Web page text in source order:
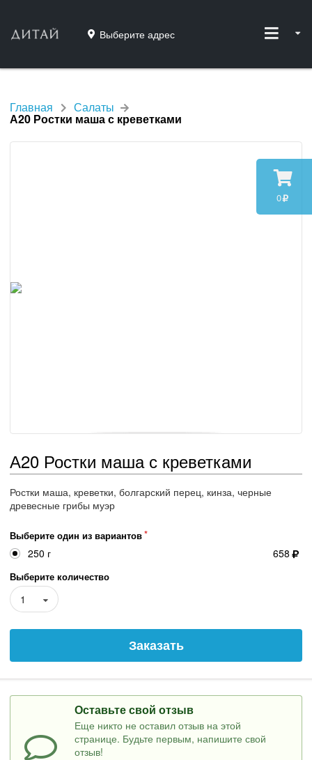
0
Выберите адрес
Главная Салаты
А20 Ростки маша с креветками
А20 Ростки маша с креветками
Ростки маша, креветки, болгарский перец, кинза, черные
древесные грибы муэр
Выберите один из вариантов
250 г 658
Выберите количество
1
Заказать
Оставьте свой отзыв
Еще никто не оставил отзыв на этой
странице. Будьте первым, напишите свой
отзыв!